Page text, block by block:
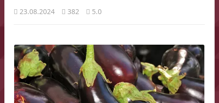
23.08.2024 382 5.0